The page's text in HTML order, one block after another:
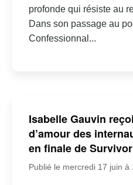
profonde qui résiste au
Dans son passage au
Confessionnal...
Isabelle Gauvin
d’amour des
en finale de
Publié le mercredi 17 juin à